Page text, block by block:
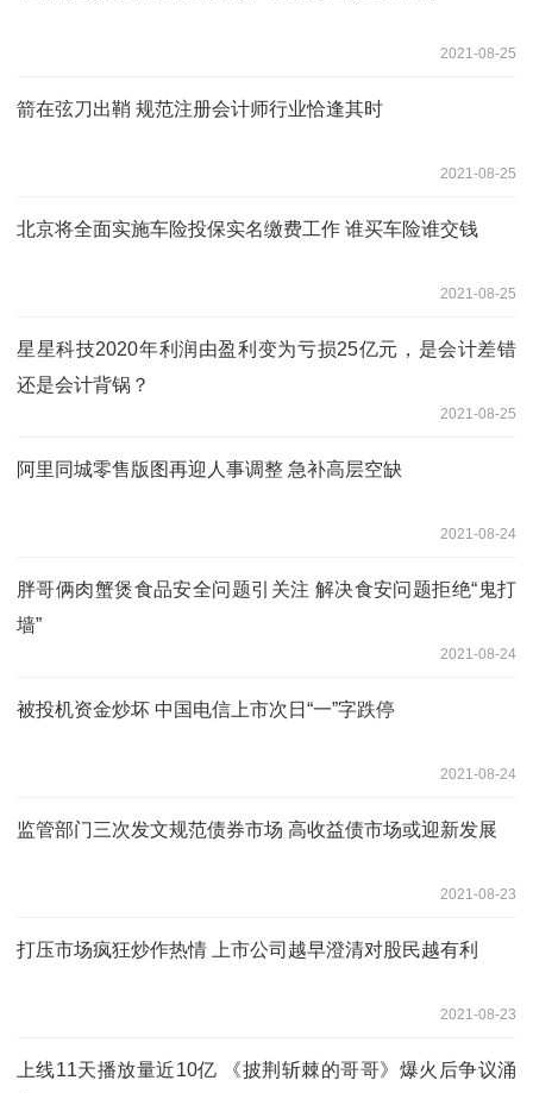
2021-08-25
箭在弦刀出鞘 规范注册会计师行业恰逢其时
2021-08-25
北京将全面实施车险投保实名缴费工作 谁买车险谁交钱
2021-08-25
星星科技2020年利润由盈利变为亏损25亿元，是会计差错
还是会计背锅？
2021-08-25
阿里同城零售版图再迎人事调整 急补高层空缺
2021-08-24
胖哥俩肉蟹煲食品安全问题引关注 解决食安问题拒绝“鬼打
墙”
2021-08-24
被投机资金炒坏 中国电信上市次日“一”字跌停
2021-08-24
监管部门三次发文规范债券市场 高收益债市场或迎新发展
2021-08-23
打压市场疯狂炒作热情 上市公司越早澄清对股民越有利
2021-08-23
上线11天播放量近10亿 《披荆斩棘的哥哥》爆火后争议涌